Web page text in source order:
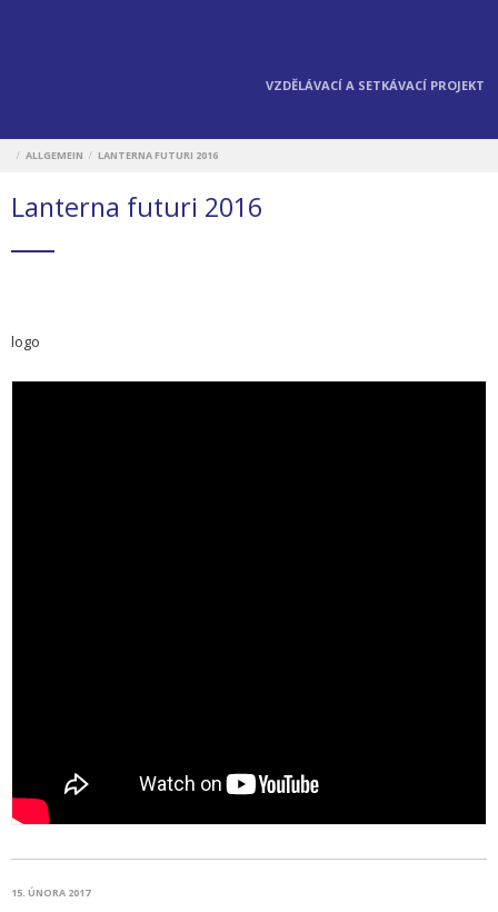
VZDĚLÁVACÍ A SETKÁVACÍ PROJEKT
/ ALLGEMEIN / LANTERNA FUTURI 2016
Lanterna futuri 2016
logo
15. ÚNORA 2017